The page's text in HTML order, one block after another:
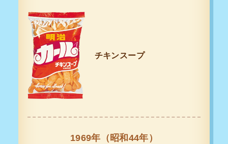
チキンスープ
1969年（昭和44年）